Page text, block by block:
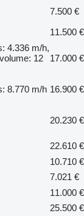
7.500 €
11.500 €
4.336 m/h,
12
17.000 €
8.770 m/h 16.900 €
20.230 €
22.610 €
10.710 €
7.021 €
11.000 €
25.500 €